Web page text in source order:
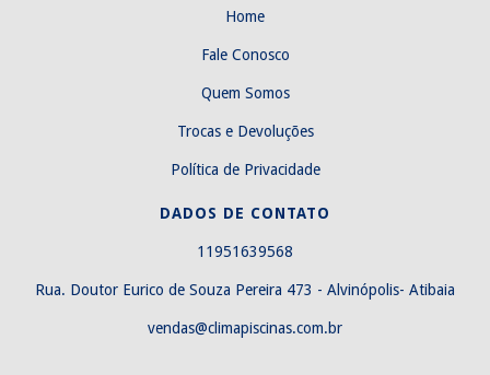
Home
Fale Conosco
Quem Somos
Trocas e Devoluções
Política de Privacidade
DADOS DE CONTATO
11951639568
Rua. Doutor Eurico de Souza Pereira 473 - Alvinópolis- Atibaia
vendas@climapiscinas.com.br